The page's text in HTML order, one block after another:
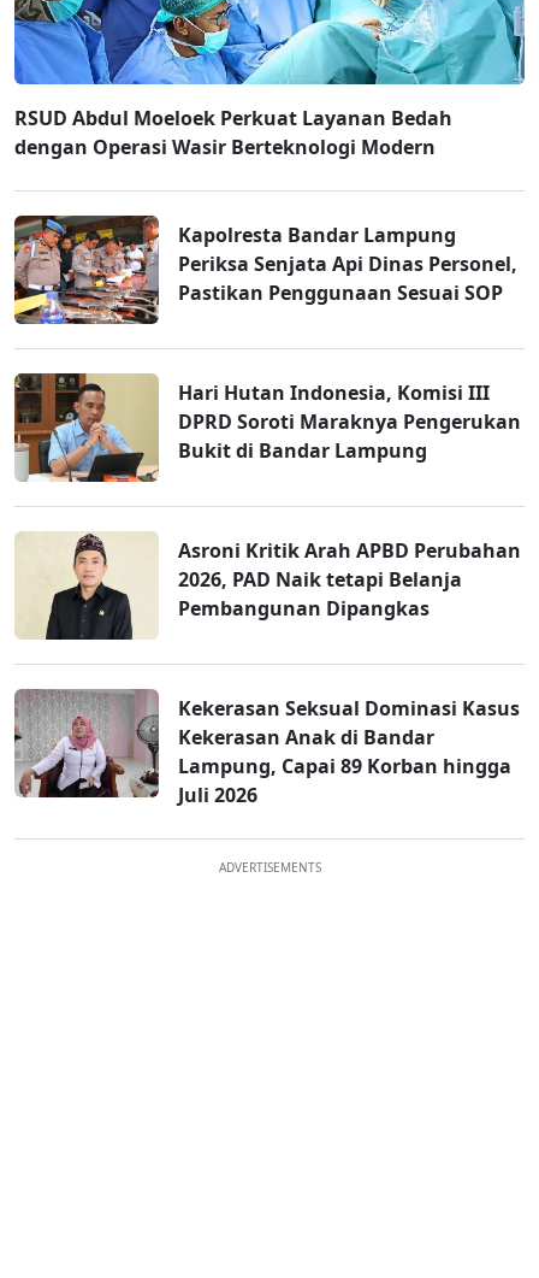
RSUD Abdul Moeloek Perkuat Layanan Bedah
dengan Operasi Wasir Berteknologi Modern
Kapolresta Bandar Lampung
Periksa Senjata Api Dinas Personel,
Pastikan Penggunaan Sesuai SOP
Hari Hutan Indonesia, Komisi III
DPRD Soroti Maraknya Pengerukan
Bukit di Bandar Lampung
Asroni Kritik Arah APBD Perubahan
2026, PAD Naik tetapi Belanja
Pembangunan Dipangkas
Kekerasan Seksual Dominasi Kasus
Kekerasan Anak di Bandar
Lampung, Capai 89 Korban hingga
Juli 2026
ADVERTISEMENTS